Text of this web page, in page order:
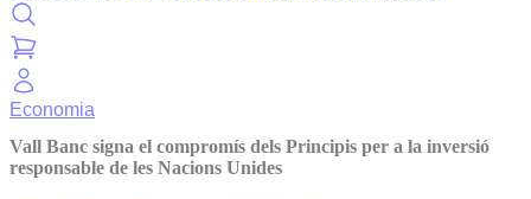
Economia
Vall Banc signa el compromís dels Principis per a la inversió
responsable de les Nacions Unides